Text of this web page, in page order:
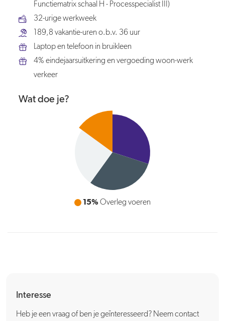
Functiematrix schaal H - Processpecialist III)
32-urige werkweek
189,8 vakantie-uren o.b.v. 36 uur
Laptop en telefoon in bruikleen
4% eindejaarsuitkering en vergoeding woon-werk
verkeer
Wat doe je?
Voor- en eindinspecties uitvoeren
15% Overleg voeren
Interesse
Heb je een vraag of ben je geïnteresseerd? Neem contact